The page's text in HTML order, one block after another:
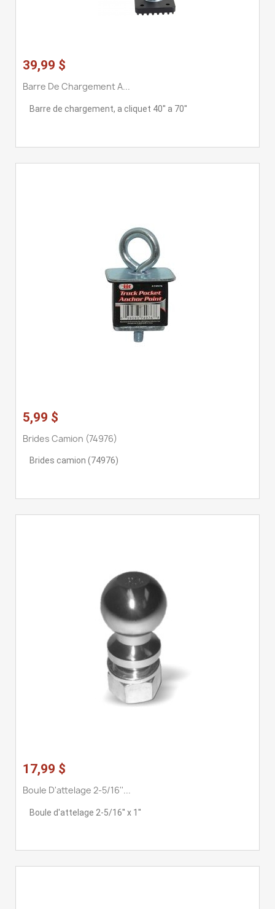
39,99 $
Barre De Chargement A...
Barre de chargement, a cliquet 40'' a 70''
5,99 $
Brides Camion (74976)
Brides camion (74976)
17,99 $
Boule D'attelage 2-5/16''...
Boule d'attelage 2-5/16'' x 1''